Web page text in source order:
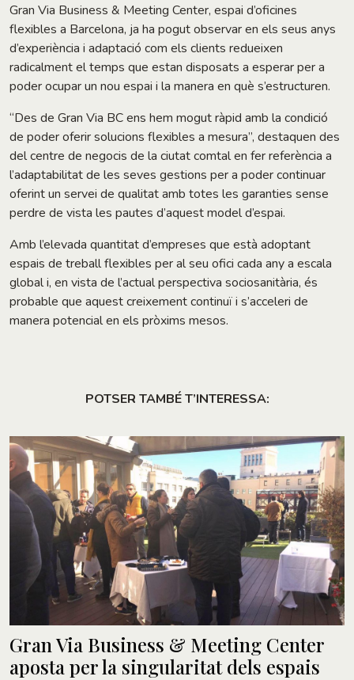
Gran Via Business & Meeting Center, espai d’oficines
flexibles a Barcelona, ja ha pogut observar en els seus anys
d’experiència i adaptació com els clients redueixen
radicalment el temps que estan disposats a esperar per a
poder ocupar un nou espai i la manera en què s’estructuren.
“Des de Gran Via BC ens hem mogut ràpid amb la condició
de poder oferir solucions flexibles a mesura”, destaquen des
del centre de negocis de la ciutat comtal en fer referència a
l’adaptabilitat de les seves gestions per a poder continuar
oferint un servei de qualitat amb totes les garanties sense
perdre de vista les pautes d’aquest model d’espai.
Amb l’elevada quantitat d’empreses que està adoptant
espais de treball flexibles per al seu ofici cada any a escala
global i, en vista de l’actual perspectiva sociosanitària, és
probable que aquest creixement continuï i s’acceleri de
manera potencial en els pròxims mesos.
POTSER TAMBÉ T’INTERESSA:
Gran Via Business & Meeting Center
aposta per la singularitat dels espais